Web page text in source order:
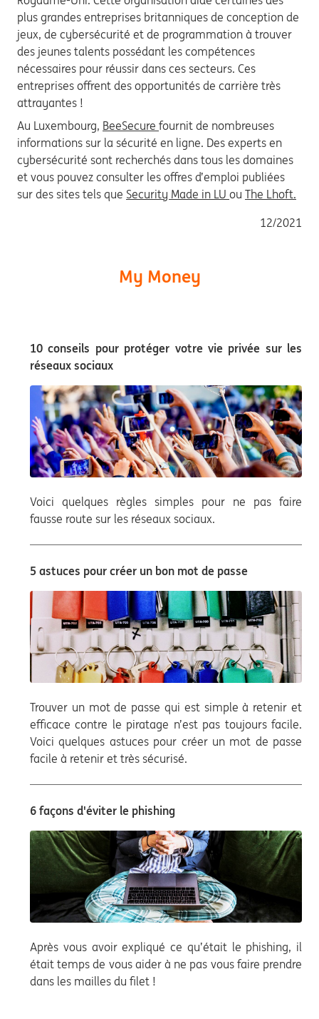
plus grandes entreprises britanniques de conception de
jeux, de cybersécurité et de programmation à trouver
des jeunes talents possédant les compétences
nécessaires pour réussir dans ces secteurs. Ces
entreprises offrent des opportunités de carrière très
attrayantes !
Au Luxembourg, BeeSecure fournit de nombreuses
informations sur la sécurité en ligne. Des experts en
cybersécurité sont recherchés dans tous les domaines
et vous pouvez consulter les offres d’emploi publiées
sur des sites tels que Security Made in LU ou The Lhoft.
12/2021
My Money
10 conseils pour protéger votre vie privée sur les
réseaux sociaux
Voici quelques règles simples pour ne pas faire
fausse route sur les réseaux sociaux.
5 astuces pour créer un bon mot de passe
Trouver un mot de passe qui est simple à retenir et
efficace contre le piratage n’est pas toujours facile.
Voici quelques astuces pour créer un mot de passe
facile à retenir et très sécurisé.
6 façons d'éviter le phishing
Après vous avoir expliqué ce qu’était le phishing, il
était temps de vous aider à ne pas vous faire prendre
dans les mailles du filet !